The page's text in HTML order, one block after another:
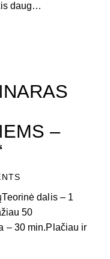
daug…
–
dalis – 1
50
– 30 min.Plačiau ir